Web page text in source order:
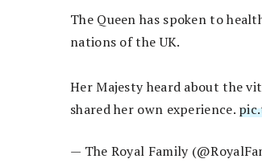
The Queen has spoken to
nations of the UK.
Her Majesty heard about the
shared her own experience.
— The Royal Family